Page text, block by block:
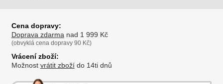
Cena dopravy:
Doprava zdarma nad 1 999 Kč
(obvyklá cena dopravy 90 Kč)
Vrácení zboží:
Možnost vrátit zbožído 14ti dnů